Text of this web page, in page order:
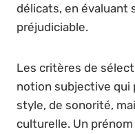
délicats, en évaluant
préjudiciable.
Les critères de
notion subjective qui
style, de sonorité,
culturelle. Un